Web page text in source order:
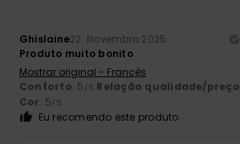
Ghislaine22. Novembro 2025
Produto muito bonito
Mostrar original - Francês
Conforto: 5 /5 Relação qualidade/preço
Cor: 5/5
Eu recomendo este produto